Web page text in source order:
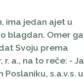
ima jedan ajet u
blagdan. Omer ga
Svoju prema
r. a., na to reče: - Ja
s.a.v.s. u